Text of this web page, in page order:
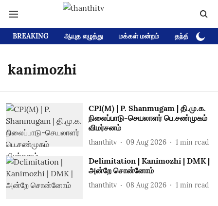
BREAKING ஆயுத எழுத்து மக்கள் மன்றம் தந்தி டிவி
kanimozhi
CPI(M) | P. Shanmugam | தி.மு.க.
நிலைப்பாடு-செயலாளர் பெ.சண்முகம்
விமர்சனம்
thanthitv 09 Aug 2026 1 min read
Delimitation | Kanimozhi | DMK |
அன்றே சொன்னோம்
thanthitv 08 Aug 2026 1 min read